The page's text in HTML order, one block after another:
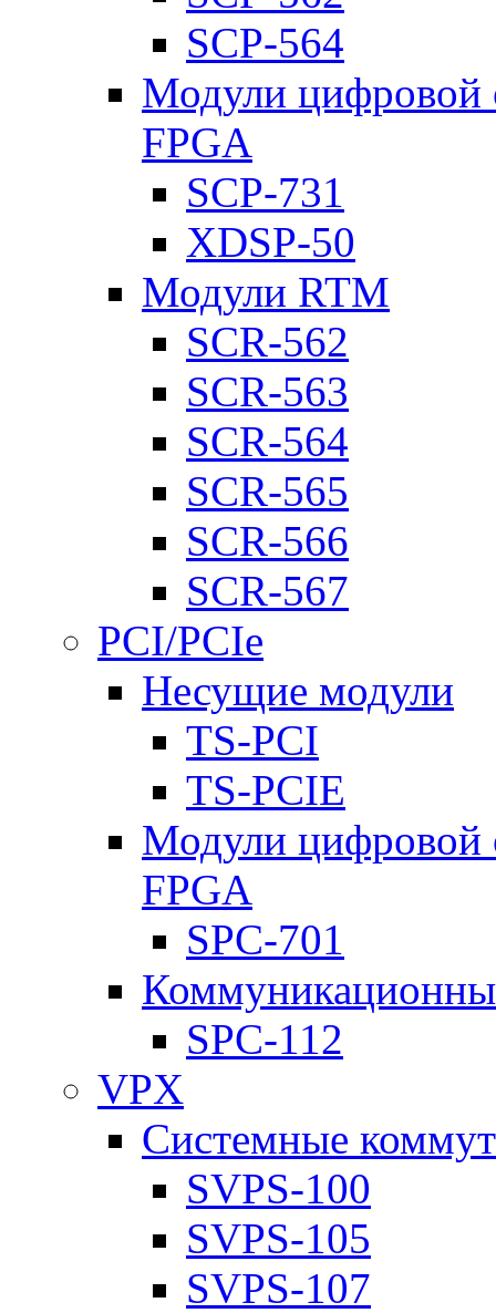
SCP-564
Модули цифровой
FPGA
SCP-731
XDSP-50
Модули RTM
SCR-562
SCR-563
SCR-564
SCR-565
SCR-566
SCR-567
PCI/PCIe
Несущие модули
TS-PCI
TS-PCIE
Модули цифровой
FPGA
SPC-701
SPC-112
VPX
Системные
SVPS-100
SVPS-105
SVPS-107